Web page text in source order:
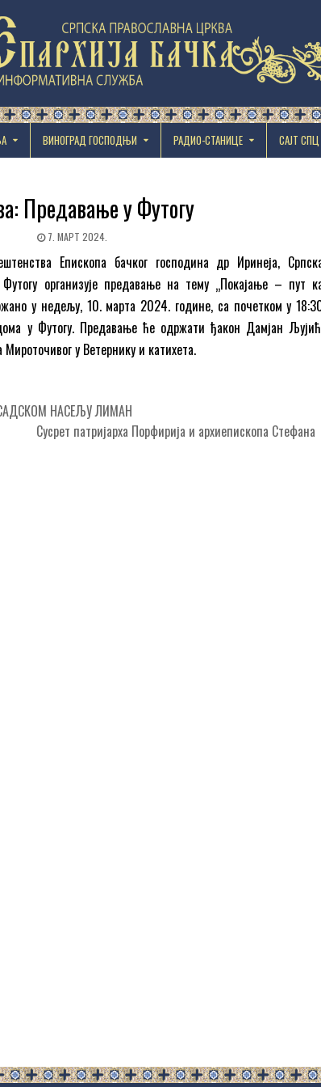
ВИНОГРАД ГОСПОДЊИ РАДИО-СТАНИЦЕ САЈТ СПЦ
Предавање у Футогу
7. МАРТ 2024.
Епископа бачког господина др Иринеја,
организује предавање на тему „Покајање – пут
у недељу, 10. марта 2024. године, са почетком у
у Футогу. Предавање ће одржати ђакон Дамјан
у Ветернику и катихета.
НАСЕЉУ ЛИМАН
Сусрет патријарха Порфирија и архиепископа